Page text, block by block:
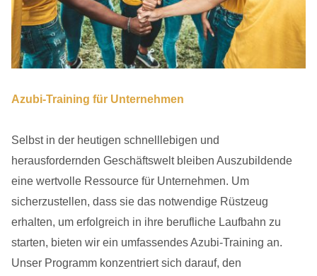
Azubi-Training für Unternehmen
Selbst in der heutigen schnelllebigen und
herausfordernden Geschäftswelt bleiben Auszubildende
eine wertvolle Ressource für Unternehmen. Um
sicherzustellen, dass sie das notwendige Rüstzeug
erhalten, um erfolgreich in ihre berufliche Laufbahn zu
starten, bieten wir ein umfassendes Azubi-Training an.
Unser Programm konzentriert sich darauf, den